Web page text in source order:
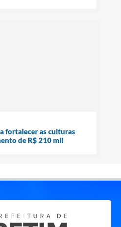
fortalecer as culturas
de R$ 210 mil